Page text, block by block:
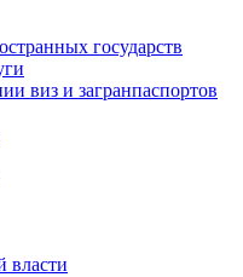
государств
виз и загранпаспортов
власти